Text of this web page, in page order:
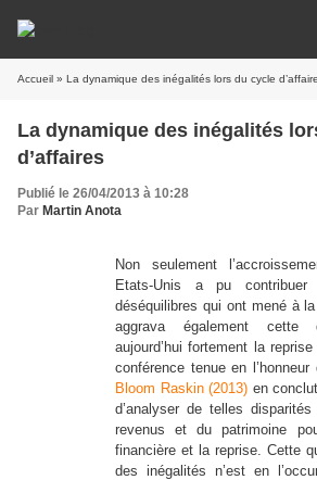
Accueil » La dynamique des inégalités lors du cycle
La dynamique des inégalités
d’affaires
Publié le 26/04/2013 à 10:28
Par Martin Anota
Non seulement
Etats-Unis a pu contribuer
déséquilibres qui ont mené à
aggrava également cette
aujourd’hui fortement la
conférence tenue en l’honneur
Bloom Raskin (2013) en
d’analyser de telles
revenus et du patrimoine
financière et la reprise. Cette
des inégalités n’est en